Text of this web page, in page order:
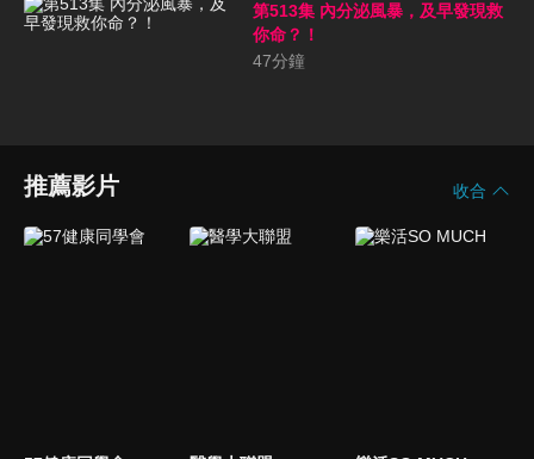
第513集 內分泌風暴，及早發現救
你命？！
47分鐘
推薦影片 收合